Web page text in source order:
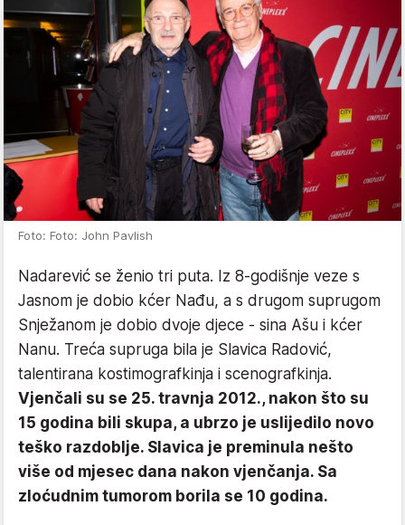
Foto: Foto: John Pavlish
Nadarević se ženio tri puta. Iz 8-godišnje veze s
Jasnom je dobio kćer Nađu, a s drugom suprugom
Snježanom je dobio dvoje djece - sina Ašu i kćer
Nanu. Treća supruga bila je Slavica Radović,
talentirana kostimografkinja i scenografkinja.
Vjenčali su se 25. travnja 2012., nakon što su
15 godina bili skupa, a ubrzo je uslijedilo novo
teško razdoblje. Slavica je preminula nešto
više od mjesec dana nakon vjenčanja. Sa
zloćudnim tumorom borila se 10 godina.